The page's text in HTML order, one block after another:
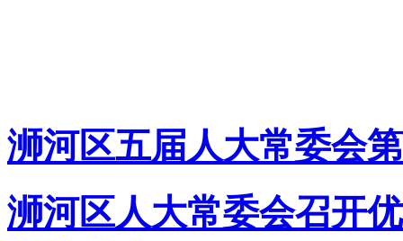
浉河区五届人大常委会
浉河区人大常委会召开